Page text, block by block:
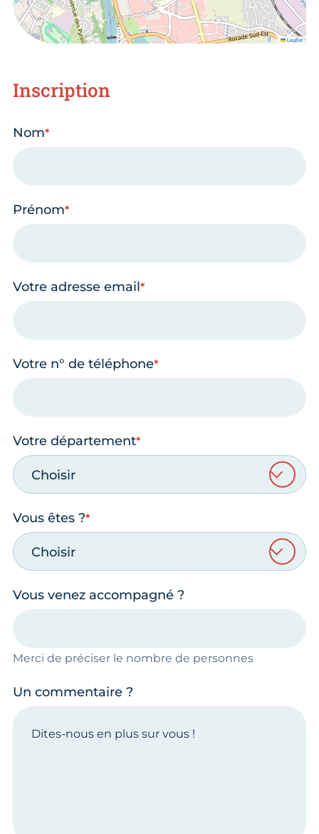
Leaflet
Inscription
Nom
Prénom
Votre adresse email
Votre n° de téléphone
Votre département
Choisir
Vous êtes ?
Choisir
Vous venez accompagné ?
Merci de préciser le nombre de personnes
Un commentaire ?